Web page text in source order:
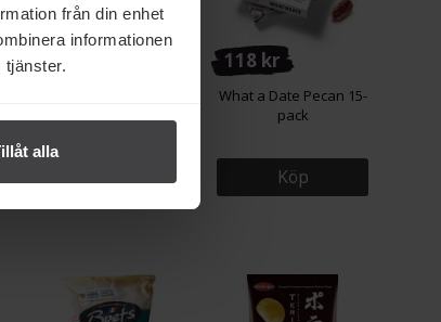
från din enhet
informationen
tjänster.
alla
132 kr 118 kr
What a Date Pecan 15-
pack
Köp